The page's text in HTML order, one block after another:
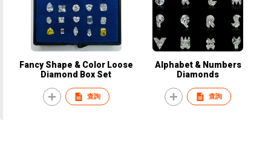
Fancy Shape & Color Loose
Diamond Box Set
查詢
Alphabet & Numbers
Diamonds
查詢